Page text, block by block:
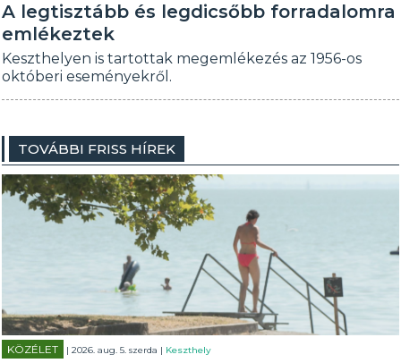
A legtisztább és legdicsőbb forradalomra
emlékeztek
Keszthelyen is tartottak megemlékezés az 1956-os
októberi eseményekről.
TOVÁBBI FRISS HÍREK
KÖZÉLET | 2026. aug. 5. szerda | Keszthely